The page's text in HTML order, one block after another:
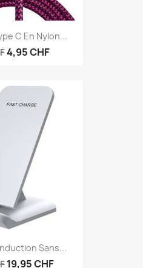
C En Nylon...
4,95 CHF
Sans...
19,95 CHF